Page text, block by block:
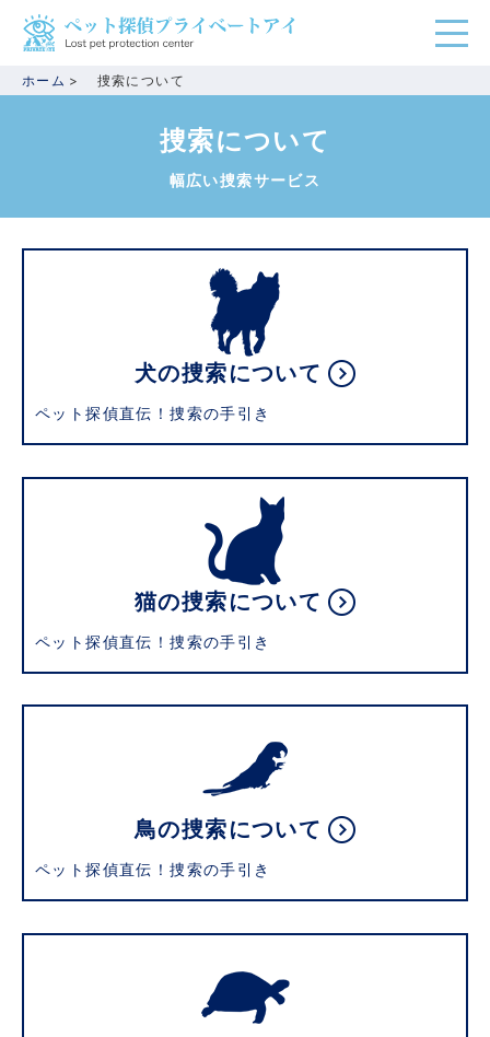
ホーム 捜索について
捜索について
幅広い捜索サービス
犬の捜索について
ペット探偵直伝！捜索の手引き
猫の捜索について
ペット探偵直伝！捜索の手引き
鳥の捜索について
ペット探偵直伝！捜索の手引き